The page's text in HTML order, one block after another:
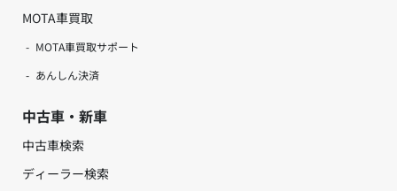
MOTA車買取
MOTA車買取サポート
あんしん決済
中古車・新車
中古車検索
ディーラー検索